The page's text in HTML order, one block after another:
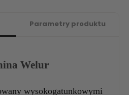
Parametry produktu
Welur
wysokogatunkowymi